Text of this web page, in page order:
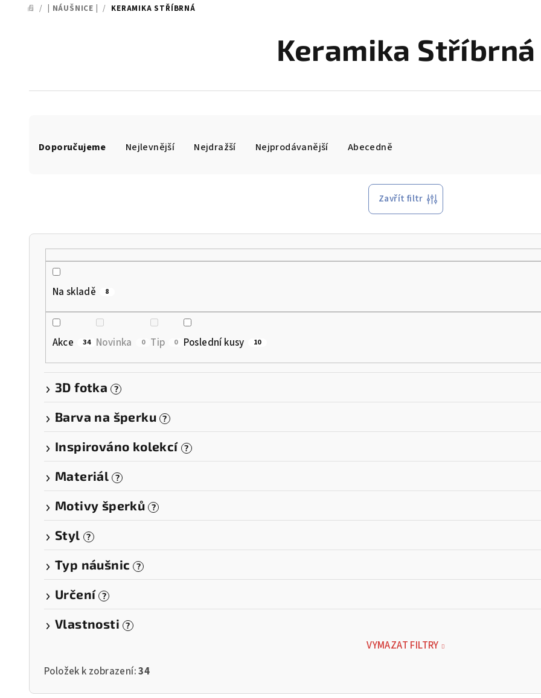
DOMŮ
/ | NÁUŠNICE | / KERAMIKA STŘÍBRNÁ
Keramika Stříbrná
aDoporučujeme Nejlevnější Nejdražší Nejprodávanější Abecedně
Zavřít filtr
Na skladě 8
Akce 34 Novinka 0 Tip 0 Poslední kusy 10
3D fotka ?
Barva na šperku ?
Inspirováno kolekcí ?
Materiál ?
Motivy šperků ?
Styl ?
Typ náušnic ?
Určení ?
Vlastnosti ?
VYMAZAT FILTRY
Položek k zobrazení:34